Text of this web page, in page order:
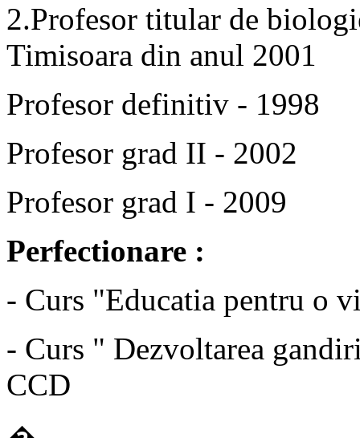
2.Profesor titular de
Timisoara din anul 2001
Profesor definitiv - 1998
Profesor grad II - 2002
Profesor grad I - 2009
Perfectionare :
- Curs "Educatia pentru o
- Curs " Dezvoltarea
CCD